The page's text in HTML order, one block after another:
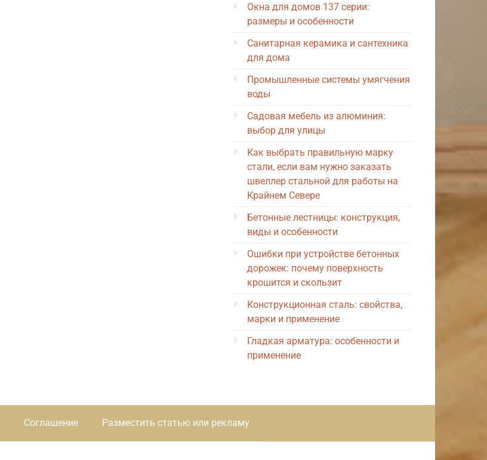
Окна для домов 137 серии:
размеры и особенности
Санитарная керамика и сантехника
для дома
Промышленные системы умягчения
воды
Садовая мебель из алюминия:
выбор для улицы
Как выбрать правильную марку
стали, если вам нужно заказать
швеллер стальной для работы на
Крайнем Севере
Бетонные лестницы: конструкция,
виды и особенности
Ошибки при устройстве бетонных
дорожек: почему поверхность
крошится и скользит
Конструкционная сталь: свойства,
марки и применение
Гладкая арматура: особенности и
применение
Соглашение Разместить статью или рекламу